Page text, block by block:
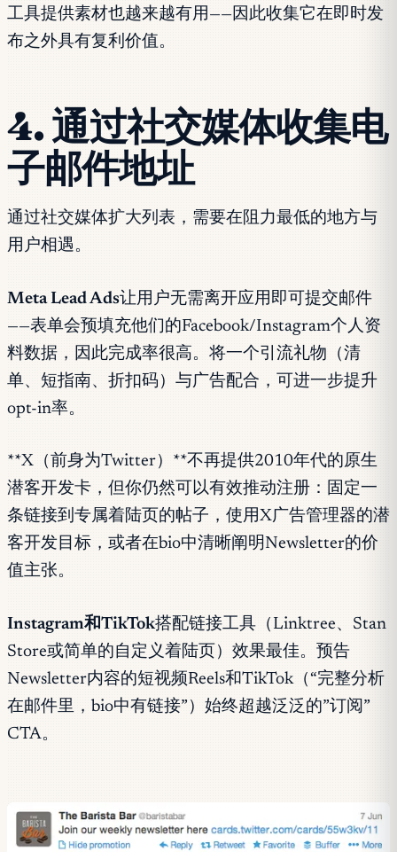
工具提供素材也越来越有用——因此收集它在即时发
布之外具有复利价值。
4. 通过社交媒体收集电
子邮件地址
通过社交媒体扩大列表，需要在阻力最低的地方与
用户相遇。
Meta Lead Ads让用户无需离开应用即可提交邮件
——表单会预填充他们的Facebook/Instagram个人资
料数据，因此完成率很高。将一个引流礼物（清
单、短指南、折扣码）与广告配合，可进一步提升
opt-in率。
**X（前身为Twitter）**不再提供2010年代的原生
潜客开发卡，但你仍然可以有效推动注册：固定一
条链接到专属着陆页的帖子，使用X广告管理器的潜
客开发目标，或者在bio中清晰阐明Newsletter的价
值主张。
Instagram和TikTok搭配链接工具（Linktree、Stan
Store或简单的自定义着陆页）效果最佳。预告
Newsletter内容的短视频Reels和TikTok（“完整分析
在邮件里，bio中有链接”）始终超越泛泛的”订阅”
CTA。